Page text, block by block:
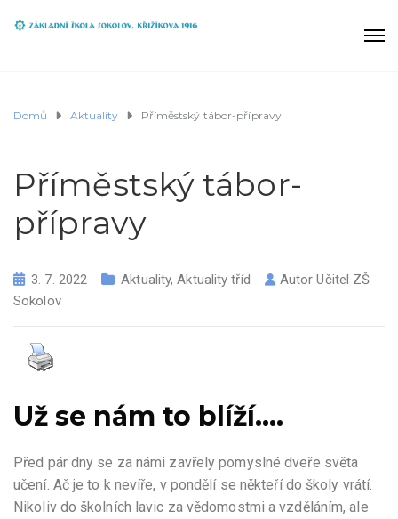
Domů Aktuality Příměstský tábor-přípravy
Příměstský tábor-
přípravy
3. 7. 2022 Aktuality,Aktuality tříd AutorUčitel ZŠ
Sokolov
Už se nám to blíží….
Před pár dny se za námi zavřely pomyslné dveře světa
učení. Ač je to k nevíře, v pondělí se někteří do školy vrátí.
Nikoliv do školních lavic za vědomostmi a vzděláním, ale